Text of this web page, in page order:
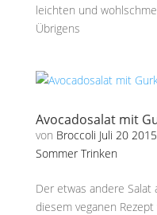
leichten und
Übrigens
Avocadosalat mit
von Broccoli Juli 20 2015
Sommer Trinken
Der etwas andere Salat
diesem veganen